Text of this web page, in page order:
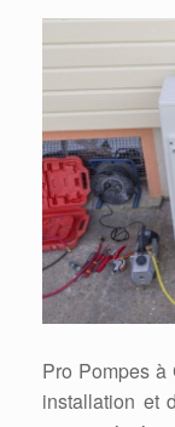
Pro Pompes à
installation et